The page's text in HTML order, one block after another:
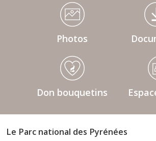
Médiathèque Footer
Photos
Don bouquetins
Le Parc national des Pyrénées